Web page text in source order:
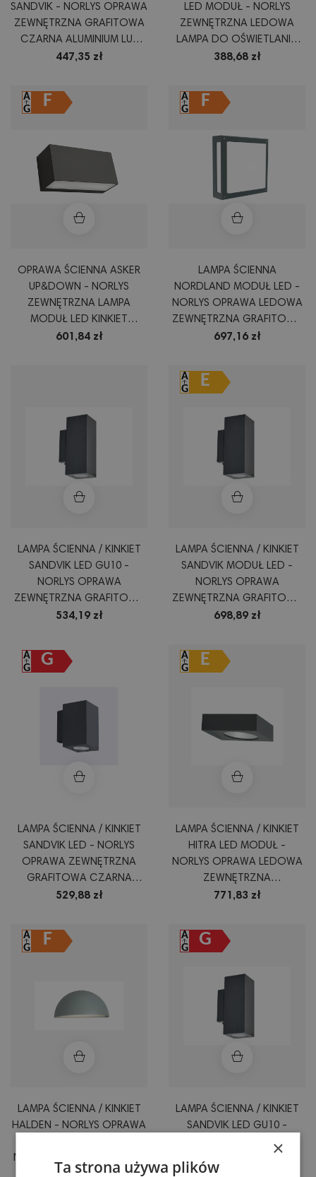
SANDVIK - NORLYS OPRAWA
ZEWNĘTRZNA GRAFITOWA
CZARNA ALUMINIUM LUB
BIAŁA
447,35 zł
LED MODUŁ - NORLYS
ZEWNĘTRZNA LEDOWA
LAMPA DO OŚWIETLANIA
SCHODÓW, STOPNI
388,68 zł
F
OPRAWA ŚCIENNA ASKER
UP&DOWN - NORLYS
ZEWNĘTRZNA LAMPA
MODUŁ LED KINKIET
ŚWIECĄCY DWUKIERUNKO
601,84 zł
F
LAMPA ŚCIENNA
NORDLAND MODUŁ LED -
NORLYS OPRAWA LEDOWA
ZEWNĘTRZNA GRAFITOWA
BIAŁA LUB ALUMINUM
697,16 zł
LAMPA ŚCIENNA / KINKIET
SANDVIK LED GU10 -
NORLYS OPRAWA
ZEWNĘTRZNA GRAFITOWA
CZARNA ALUMINIUM LUB
534,19 zł
E
LAMPA ŚCIENNA / KINKIET
SANDVIK MODUŁ LED -
NORLYS OPRAWA
ZEWNĘTRZNA GRAFITOWA
CZARNA ALUMINIUM LUB
698,89 zł
G
LAMPA ŚCIENNA / KINKIET
SANDVIK LED - NORLYS
OPRAWA ZEWNĘTRZNA
GRAFITOWA CZARNA
ALUMINIUM LUB BIAŁA
529,88 zł
E
LAMPA ŚCIENNA / KINKIET
HITRA LED MODUŁ -
NORLYS OPRAWA LEDOWA
ZEWNĘTRZNA
NOWOCZESNA GRAFIT
771,83 zł
F
LAMPA ŚCIENNA / KINKIET
HALDEN - NORLYS OPRAWA
NOWOCZESNA ALUMINIUM
GRAFIT LUB BIAŁA
G
LAMPA ŚCIENNA / KINKIET
SANDVIK LED GU10 -
NORLYS OPRAWA
CZARNA ALUMINIUM LUB
×
Ta strona używa plików